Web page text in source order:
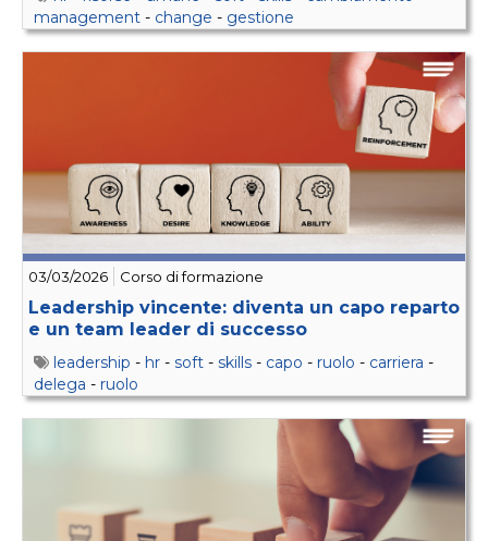
management - change - gestione
03/03/2026 Corso di formazione
Leadership vincente: diventa un capo reparto
e un team leader di successo
leadership - hr - soft - skills - capo - ruolo - carriera -
delega - ruolo